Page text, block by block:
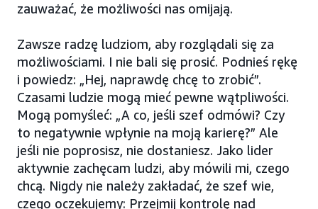
zauważać, że możliwości nas omijają.
Zawsze radzę ludziom, aby rozglądali się za
możliwościami. I nie bali się prosić. Podnieś rękę
i powiedz: „Hej, naprawdę chcę to zrobić”.
Czasami ludzie mogą mieć pewne wątpliwości.
Mogą pomyśleć: „A co, jeśli szef odmówi? Czy
to negatywnie wpłynie na moją karierę?” Ale
jeśli nie poprosisz, nie dostaniesz. Jako lider
aktywnie zachęcam ludzi, aby mówili mi, czego
chcą. Nigdy nie należy zakładać, że szef wie,
czego oczekujemy: Przejmij kontrolę nad